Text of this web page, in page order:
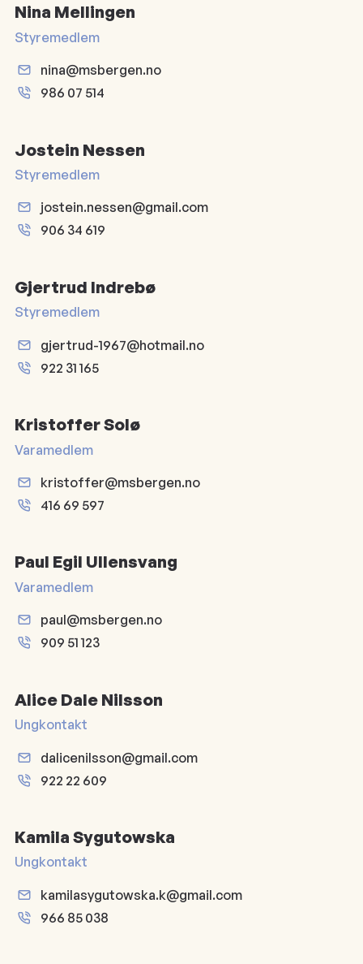
Nina Mellingen
Styremedlem
nina@msbergen.no
986 07 514
Jostein Nessen
Styremedlem
jostein.nessen@gmail.com
906 34 619
Gjertrud Indrebø
Styremedlem
gjertrud-1967@hotmail.no
922 31 165
Kristoffer Solø
Varamedlem
kristoffer@msbergen.no
416 69 597
Paul Egil Ullensvang
Varamedlem
paul@msbergen.no
909 51 123
Alice Dale Nilsson
Ungkontakt
dalicenilsson@gmail.com
922 22 609
Kamila Sygutowska
Ungkontakt
kamilasygutowska.k@gmail.com
966 85 038